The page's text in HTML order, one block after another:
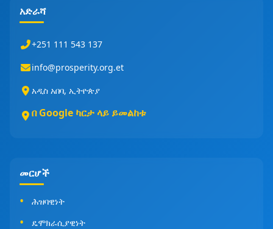
አድራሻ
+251 111 543 137
info@prosperity.org.et
አዲስ አበባ, ኢትዮጵያ
በ Google ካርታ ላይ ይመልከቱ
መርሆች
ሕዝባዊነት
ዴሞክራሲያዊነት